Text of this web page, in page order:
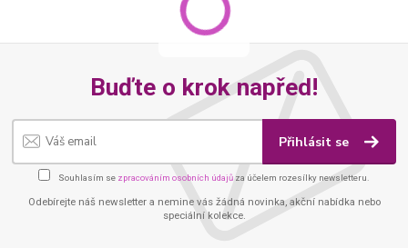
Buďte o krok napřed!
Přihlásit se
Souhlasím se zpracováním osobních údajů za účelem rozesílky newsletteru.
Odebírejte náš newsletter a nemine vás žádná novinka, akční nabídka nebo
speciální kolekce.